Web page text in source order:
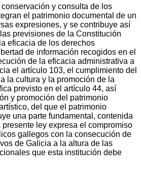
y consulta de los
el patrimonio documental de un
expresiones, y se contribuye así
previsiones de la Constitución
eficacia de los derechos
de información recogidos en el
de la eficacia administrativa a
el artículo 103, el cumplimiento del
la cultura y la promoción de la
previsto en el artículo 44, así
y promoción del patrimonio
del que el patrimonio
una parte fundamental, contenida
ley expresa el compromiso
gallegos con la consecución de
de Galicia a la altura de las
que esta institución debe